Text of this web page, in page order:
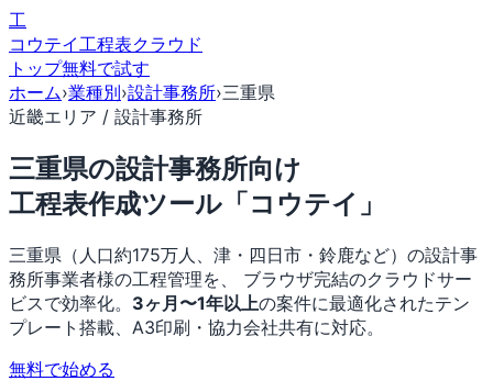
工
コウテイ工程表クラウド
トップ無料で試す
ホーム›業種別›設計事務所›三重県
近畿エリア / 設計事務所
三重県の設計事務所向け
工程表作成ツール「コウテイ」
三重県（人口約175万人、津・四日市・鈴鹿など）の設計事
務所事業者様の工程管理を、 ブラウザ完結のクラウドサー
ビスで効率化。 3ヶ月〜1年以上の案件に最適化されたテン
プレート搭載、A3印刷・協力会社共有に対応。
無料で始める